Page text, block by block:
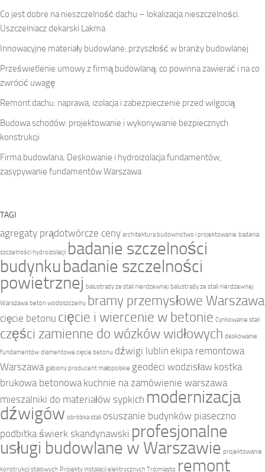
Co jest dobre na nieszczelność dachu – lokalizacja nieszczelności.
Uszczelniacz dekarski Lakma
Innowacyjne materiały budowlane: przyszłość w branży budowlanej
Prześwietlenie umowy z firmą budowlaną: co powinna zawierać i na co
zwrócić uwagę
Remont dachu: naprawa, izolacja i zabezpieczenie przed wilgocią
Budowa schodów: projektowanie i wykonywanie bezpiecznych
konstrukcji
Firma budowlana. Deskowanie i hydroizolacja fundamentów,
zasypywanie fundamentów Warszawa
TAGI
agregaty prądotwórcze ceny architektura budownictwo i projektowanie badania
szczelności hydroizolacji badanie szczelności
budynku badanie szczelności
powietrznej balustrady ze stali nierdzewnej balustrady ze stali nierdzewnej
Warszawa beton wodoszczelny bramy przemysłowe Warszawa
cięcie betonu cięcie i wiercenie w betonie Cynkowanie stali
części zamienne do wózków widłowych deskowanie
fundamentów diamentowe cięcie betonu dźwigi lublin ekipa remontowa
Warszawa gabiony producent małopolskie geodeci wodzisław kostka
brukowa betonowa kuchnie na zamówienie warszawa
mieszalniki do materiałów sypkich modernizacja
dźwigów obróbka stali osuszanie budynków piaseczno
podbitka świerk skandynawski profesjonalne
usługi budowlane w Warszawie projektowanie
konstrukcji stalowych Projekty instalacji elektrycznych Trójmiasto remont